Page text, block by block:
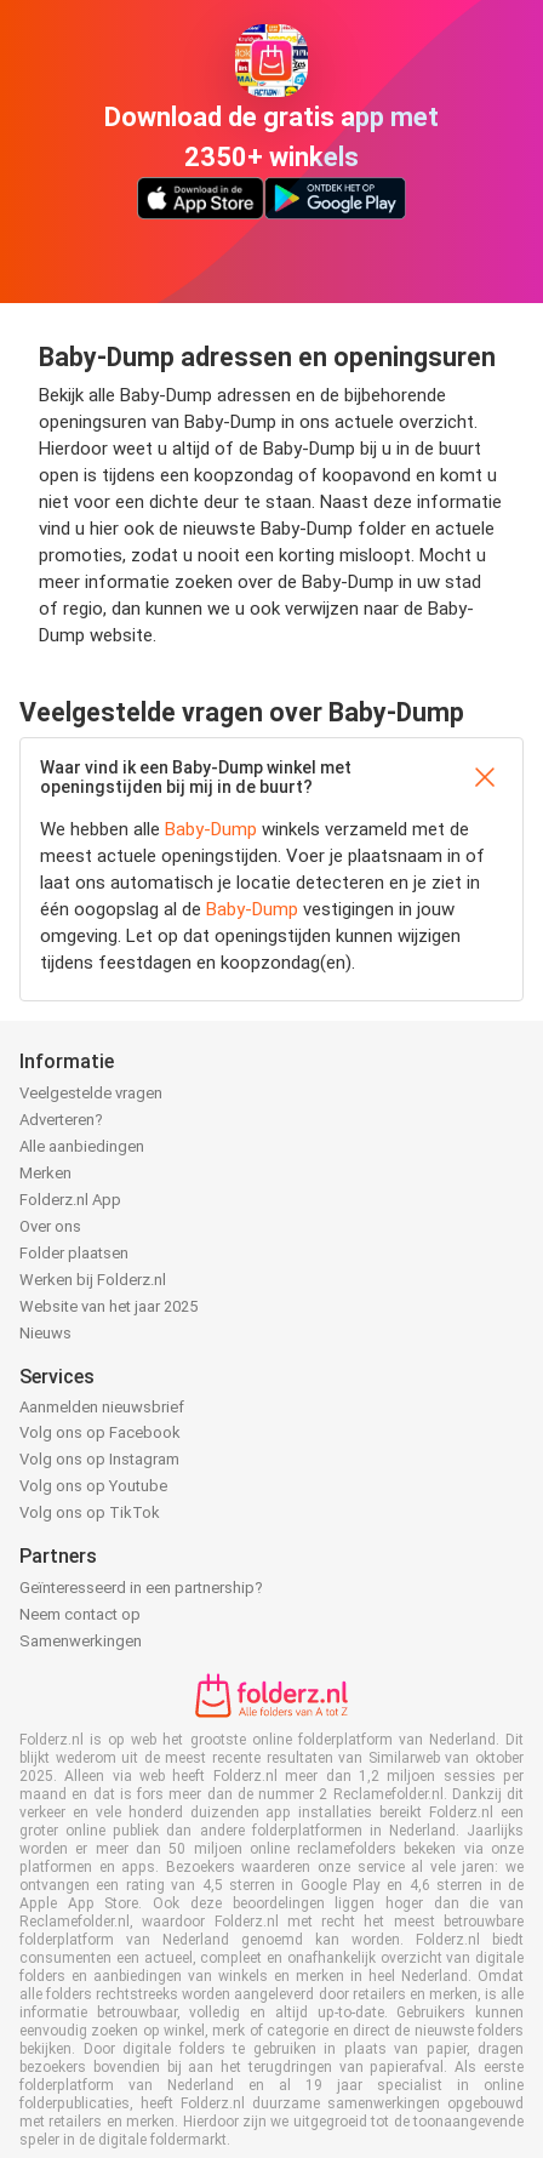
Download de gratis app met
2350+ winkels
Baby-Dump adressen en openingsuren
Bekijk alle Baby-Dump adressen en de bijbehorende
openingsuren van Baby-Dump in ons actuele overzicht.
Hierdoor weet u altijd of de Baby-Dump bij u in de buurt
open is tijdens een koopzondag of koopavond en komt u
niet voor een dichte deur te staan. Naast deze informatie
vind u hier ook de nieuwste Baby-Dump folder en actuele
promoties, zodat u nooit een korting misloopt. Mocht u
meer informatie zoeken over de Baby-Dump in uw stad
of regio, dan kunnen we u ook verwijzen naar de Baby-
Dump website.
Veelgestelde vragen over Baby-Dump
Waar vind ik een Baby-Dump winkel met
openingstijden bij mij in de buurt?
We hebben alle Baby-Dump winkels verzameld met de
meest actuele openingstijden. Voer je plaatsnaam in of
laat ons automatisch je locatie detecteren en je ziet in
één oogopslag al de Baby-Dump vestigingen in jouw
omgeving. Let op dat openingstijden kunnen wijzigen
tijdens feestdagen en koopzondag(en).
Informatie
Veelgestelde vragen
Adverteren?
Alle aanbiedingen
Merken
Folderz.nl App
Over ons
Folder plaatsen
Werken bij Folderz.nl
Website van het jaar 2025
Nieuws
Services
Aanmelden nieuwsbrief
Volg ons op Facebook
Volg ons op Instagram
Volg ons op Youtube
Volg ons op TikTok
Partners
Geïnteresseerd in een partnership?
Neem contact op
Samenwerkingen
Folderz.nl is op web het grootste online folderplatform van Nederland. Dit
blijkt wederom uit de meest recente resultaten van Similarweb van oktober
2025. Alleen via web heeft Folderz.nl meer dan 1,2 miljoen sessies per
maand en dat is fors meer dan de nummer 2 Reclamefolder.nl. Dankzij dit
verkeer en vele honderd duizenden app installaties bereikt Folderz.nl een
groter online publiek dan andere folderplatformen in Nederland. Jaarlijks
worden er meer dan 50 miljoen online reclamefolders bekeken via onze
platformen en apps. Bezoekers waarderen onze service al vele jaren: we
ontvangen een rating van 4,5 sterren in Google Play en 4,6 sterren in de
Apple App Store. Ook deze beoordelingen liggen hoger dan die van
Reclamefolder.nl, waardoor Folderz.nl met recht het meest betrouwbare
folderplatform van Nederland genoemd kan worden. Folderz.nl biedt
consumenten een actueel, compleet en onafhankelijk overzicht van digitale
folders en aanbiedingen van winkels en merken in heel Nederland. Omdat
alle folders rechtstreeks worden aangeleverd door retailers en merken, is alle
informatie betrouwbaar, volledig en altijd up-to-date. Gebruikers kunnen
eenvoudig zoeken op winkel, merk of categorie en direct de nieuwste folders
bekijken. Door digitale folders te gebruiken in plaats van papier, dragen
bezoekers bovendien bij aan het terugdringen van papierafval. Als eerste
folderplatform van Nederland en al 19 jaar specialist in online
folderpublicaties, heeft Folderz.nl duurzame samenwerkingen opgebouwd
met retailers en merken. Hierdoor zijn we uitgegroeid tot de toonaangevende
speler in de digitale foldermarkt.